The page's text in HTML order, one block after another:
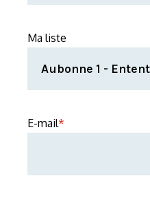
Ma liste
E-mail*